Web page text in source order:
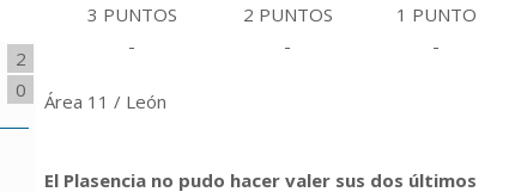
2
0
3 PUNTOS 2 PUNTOS
1 PUNTO
-
- -
Área 11 / León
El Plasencia no pudo hacer valer sus dos últimos